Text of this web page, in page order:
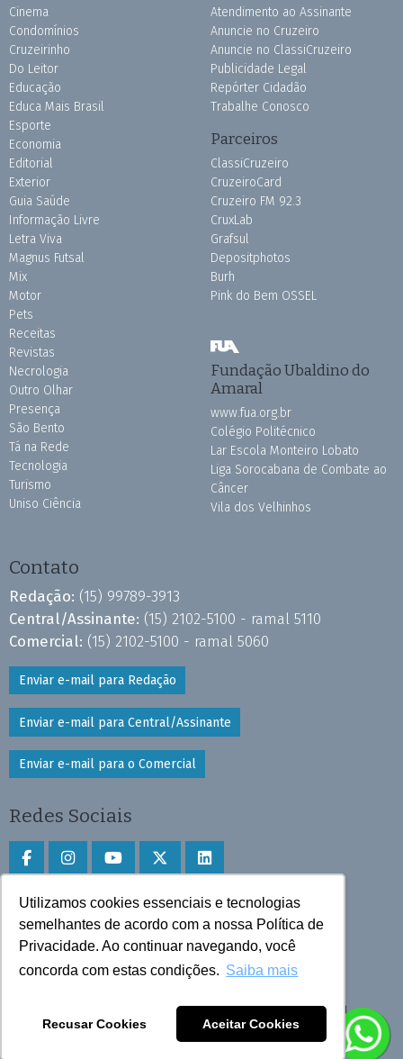
Utilizamos cookies essenciais e tecnologias
semelhantes de acordo com a nossa Política de
Privacidade. Ao continuar navegando, você
concorda com estas condições. Saiba mais
Recusar Cookies Aceitar Cookies
Cinema
Condomínios
Cruzeirinho
Do Leitor
Educação
Educa Mais Brasil
Esporte
Economia
Editorial
Exterior
Guia Saúde
Informação Livre
Letra Viva
Magnus Futsal
Mix
Motor
Pets
Receitas
Revistas
Necrologia
Outro Olhar
Presença
São Bento
Tá na Rede
Tecnologia
Turismo
Uniso Ciência
Atendimento ao Assinante
Anuncie no Cruzeiro
Anuncie no ClassiCruzeiro
Publicidade Legal
Repórter Cidadão
Trabalhe Conosco
Parceiros
ClassiCruzeiro
CruzeiroCard
Cruzeiro FM 92.3
CruxLab
Grafsul
Depositphotos
Burh
Pink do Bem OSSEL
Fundação Ubaldino do
Amaral
www.fua.org.br
Colégio Politécnico
Lar Escola Monteiro Lobato
Liga Sorocabana de Combate ao
Câncer
Vila dos Velhinhos
Contato
Redação: (15) 99789-3913
Central/Assinante: (15) 2102-5100 - ramal 5110
Comercial: (15) 2102-5100 - ramal 5060
Enviar e-mail para Redação
Enviar e-mail para Central/Assinante
Enviar e-mail para o Comercial
Redes Sociais
Faça download do aplicativo
Play Store e App Store
Todos os direitos reservados © 2025 Cruzeiro do Sul